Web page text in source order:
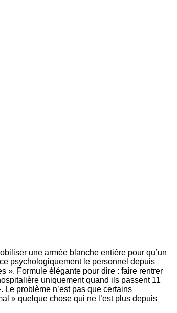
une armée blanche entière pour qu’un
psychologiquement le personnel depuis
». Formule élégante pour dire : faire rentrer
uniquement quand ils passent 11
Le problème n’est pas que certains
» quelque chose qui ne l’est plus depuis